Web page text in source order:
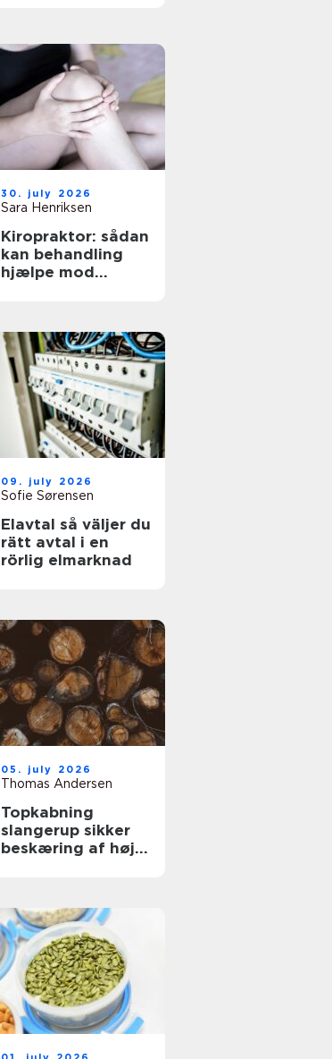
30. july 2026
Sara Henriksen
Kiropraktor: sådan
kan behandling
hjælpe mod
09. july 2026
Sofie Sørensen
Elavtal så väljer du
rätt avtal i en
rörlig elmarknad
05. july 2026
Thomas Andersen
Topkabning
slangerup sikker
beskæring af høje